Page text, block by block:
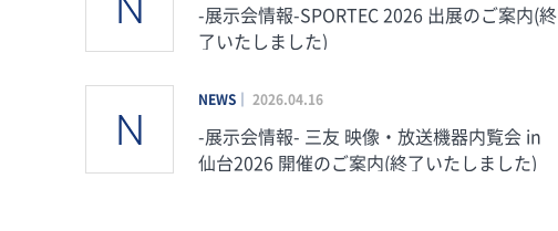
-展示会情報-SPORTEC 2026 出展のご案内(終
了いたしました)
NEWS 2026.04.16
-展示会情報- 三友 映像・放送機器内覧会 in
仙台2026 開催のご案内(終了いたしました)